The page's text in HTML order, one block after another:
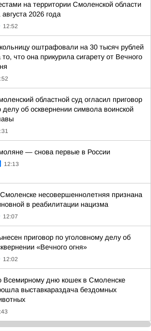
на территории Смоленской области
августа 2026 года
12:52
оштрафовали на 30 тысяч рублей
то, что она прикурила сигарету от Вечного
областной суд огласил приговор
делу об осквернении символа воинской
— снова первые в России
12:13
несовершеннолетняя признана
в реабилитации нацизма
12:07
приговор по уголовному делу об
«Вечного огня»
12:02
Всемирному дню кошек в Смоленске
выставкараздача бездомных